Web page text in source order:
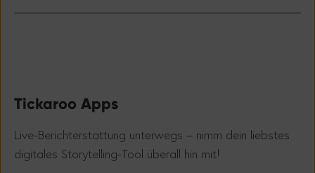
Tickaroo Apps
Live-Berichterstattung unterwegs – nimm dein liebstes
digitales Storytelling-Tool überall hin mit!